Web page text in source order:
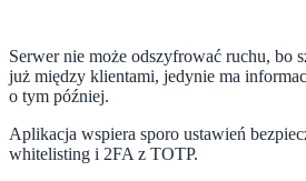
Serwer nie może odszyfrować ruchu, bo
już między klientami, jedynie ma
o tym później.
Aplikacja wspiera sporo ustawień
whitelisting i 2FA z TOTP.